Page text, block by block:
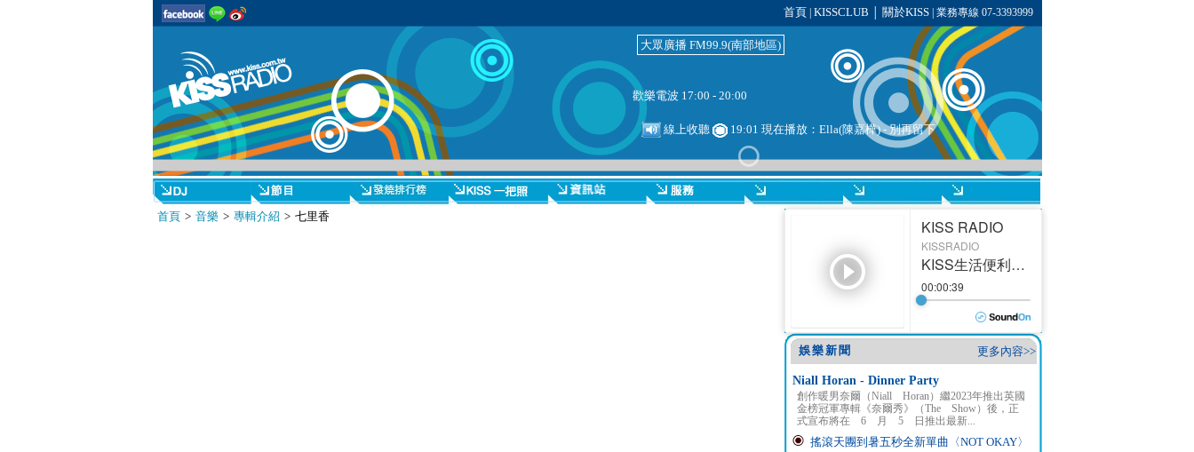
首頁 KISSCLUB 關於KISS| 業務專線 07-3393999
大眾廣播 FM99.9(南部地區)
歡樂電波 17:00 - 20:00
線上收聽 19:01 現在播放：Ella(陳嘉樺) - 別再留下
首頁> 音樂> 專輯介紹 > 七里香
更多內容>>
娛樂新聞
Niall Horan - Dinner Party
創作暖男奈爾（Niall Horan）繼2023年推出英國
金榜冠軍專輯《奈爾秀》（The Show）後，正
式宣布將在 6 月 5 日推出最新...
搖滾天團到暑五秒全新單曲〈NOT OKAY〉